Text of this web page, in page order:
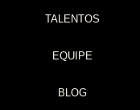
TALENTOS
EQUIPE
BLOG